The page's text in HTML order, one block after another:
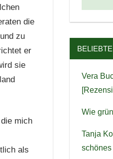
die
zu
er
sie
mich
als
Vera
Wie
Tanja
schönes